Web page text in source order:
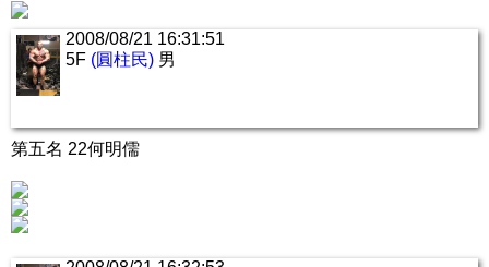
2008/08/21 16:31:51
5F (圓柱民) 男
第五名 22何明儒